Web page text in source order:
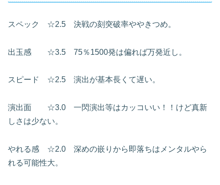
スペック ☆2.5 決戦の刻突破率ややきつめ。
出玉感 ☆3.5 75％1500発は偏れば万発近し。
スピード ☆2.5 演出が基本長くて遅い。
演出面 ☆3.0 一閃演出等はカッコいい！！けど真新
しさは少ない。
やれる感 ☆2.0 深めの嵌りから即落ちはメンタルやら
れる可能性大。